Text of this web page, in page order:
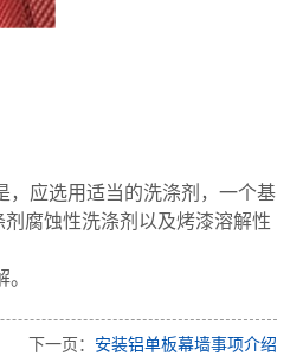
，应选用适当的洗涤剂，一个基
腐蚀性洗涤剂以及烤漆溶解性
下一页： 安装铝单板幕墙事项介绍